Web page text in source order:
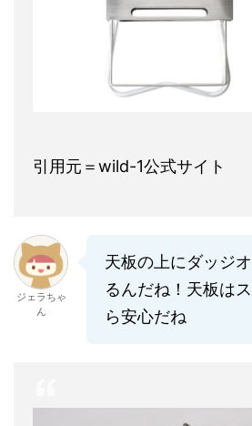
引用元＝wild-1公式サイト
ジェラちゃ
ん
天板の上にダッジ
るんだね！天板は
ら安心だね